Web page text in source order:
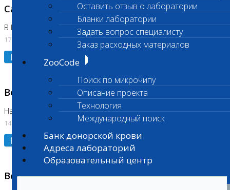
Оставить отзыв о лаборатории
Бланки лаборатории
Задать вопрос специалисту
Заказ расходных материалов
ZooCode
Поиск по микрочипу
Описание проекта
Технология
Международный поиск
Банк донорской крови
Адреса лабораторий
Образовательный центр
Санитарный день
В Бутово
17.07.2026
Подробнее
Возобновлено выполнение исследования
На Нагорной (Код 961, 962)
14.07.2026
Подробнее
Возобновлено выполнение исследования